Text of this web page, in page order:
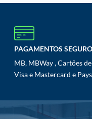
PAGAMENTOS
MB, MBWay , Cartões
Visa e Mastercard e